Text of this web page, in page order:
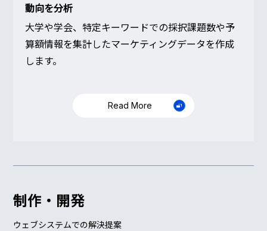
動向を分析
大学や学会、特定キーワードでの採択課題数や予
算額情報を集計したマーケティングデータを作成
します。
Read More
制作・開発
ウェブシステムでの解決提案